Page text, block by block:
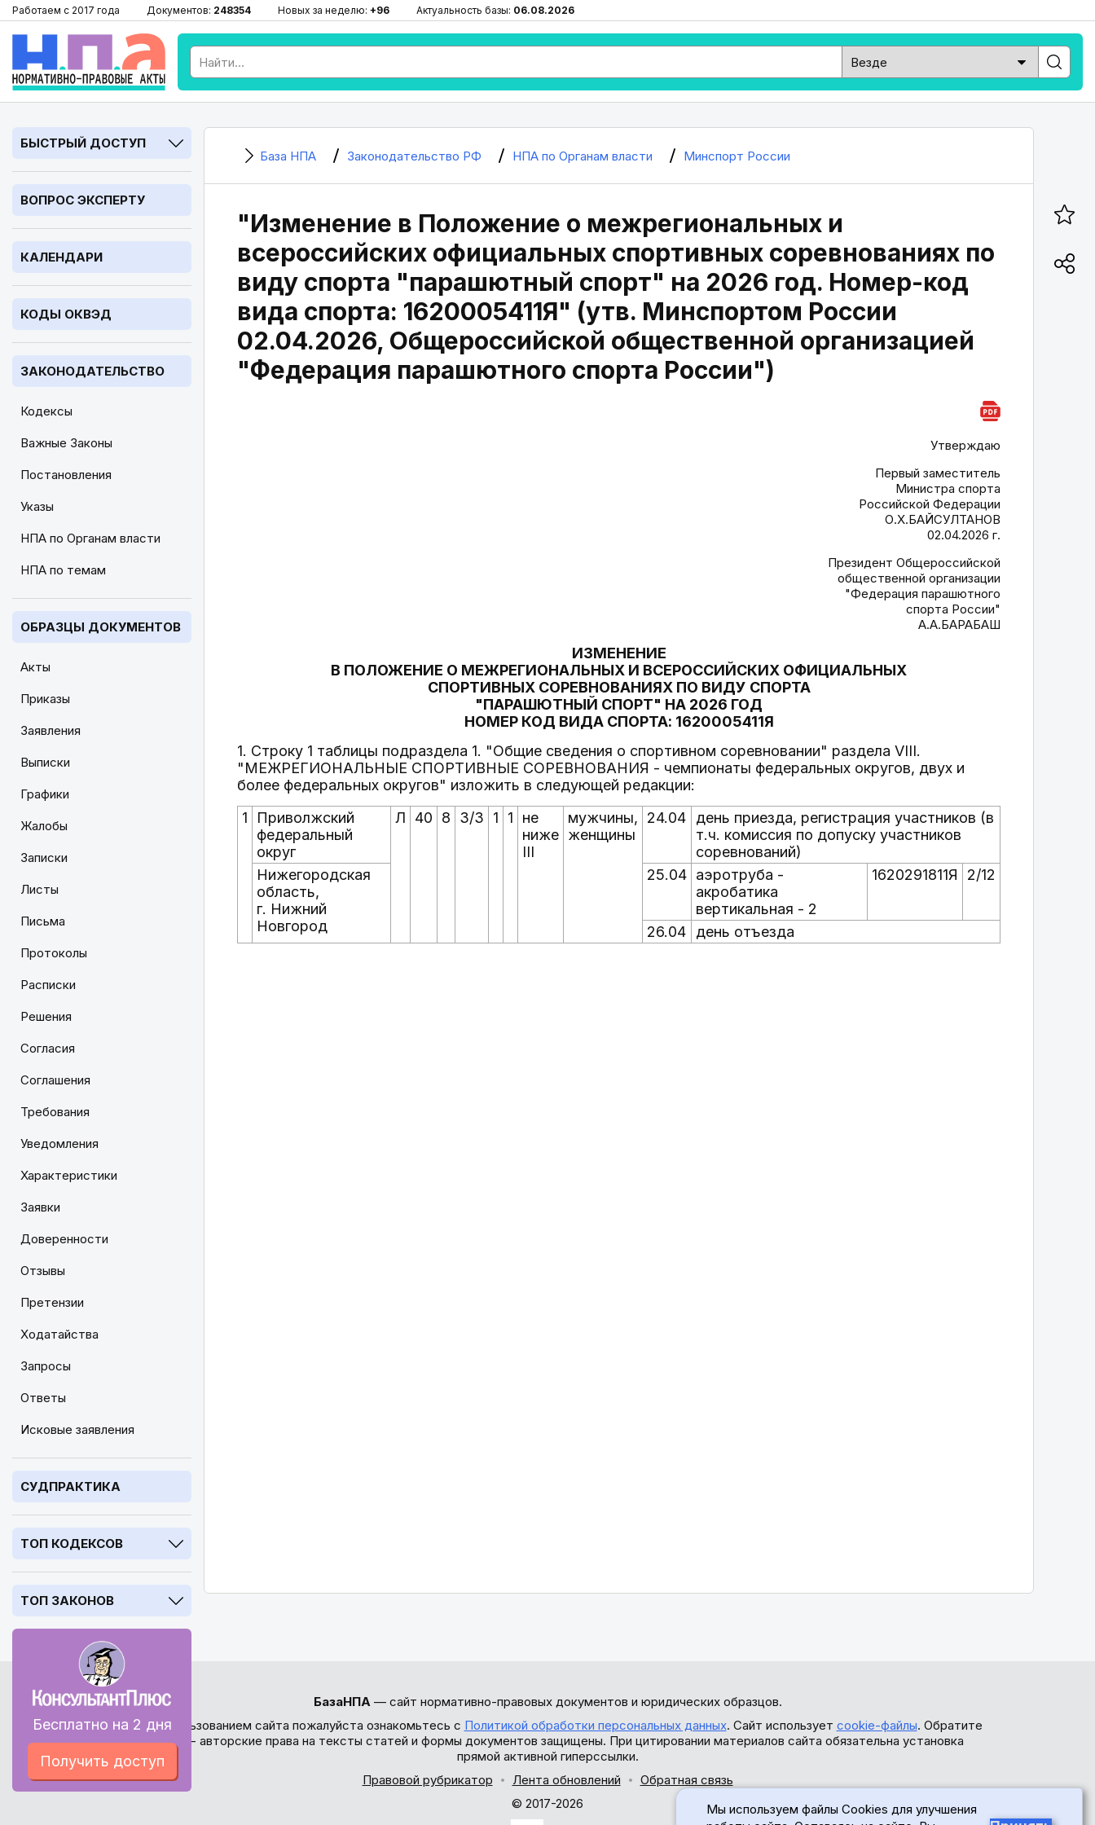
Работаем с 2017 года Документов: 248354 Новых за неделю: +96 Актуальность базы: 06.08.2026
БЫСТРЫЙ ДОСТУП
ВОПРОС ЭКСПЕРТУ
КАЛЕНДАРИ
КОДЫ ОКВЭД
ЗАКОНОДАТЕЛЬСТВО
Кодексы
Важные Законы
Постановления
Указы
НПА по Органам власти
НПА по темам
ОБРАЗЦЫ ДОКУМЕНТОВ
Акты
Приказы
Заявления
Выписки
Графики
Жалобы
Записки
Листы
Письма
Протоколы
Расписки
Решения
Согласия
Соглашения
Требования
Уведомления
Характеристики
Заявки
Доверенности
Отзывы
Претензии
Ходатайства
Запросы
Ответы
Исковые заявления
СУДПРАКТИКА
ТОП КОДЕКСОВ
ТОП ЗАКОНОВ
Бесплатно на 2 дня
Получить доступ
База НПА Законодательство РФ НПА по Органам власти Минспорт России
"Изменение в Положение о межрегиональных и
всероссийских официальных спортивных соревнованиях по
виду спорта "парашютный спорт" на 2026 год. Номер-код
вида спорта: 1620005411Я" (утв. Минспортом России
02.04.2026, Общероссийской общественной организацией
"Федерация парашютного спорта России")
Утверждаю
Первый заместитель
Министра спорта
Российской Федерации
О.Х.БАЙСУЛТАНОВ
02.04.2026 г.
Президент Общероссийской
общественной организации
"Федерация парашютного
спорта России"
А.А.БАРАБАШ
ИЗМЕНЕНИЕ
В ПОЛОЖЕНИЕ О МЕЖРЕГИОНАЛЬНЫХ И ВСЕРОССИЙСКИХ ОФИЦИАЛЬНЫХ
СПОРТИВНЫХ СОРЕВНОВАНИЯХ ПО ВИДУ СПОРТА
"ПАРАШЮТНЫЙ СПОРТ" НА 2026 ГОД
НОМЕР КОД ВИДА СПОРТА: 1620005411Я
1. Строку 1 таблицы подраздела 1. "Общие сведения о спортивном соревновании" раздела VIII.
"МЕЖРЕГИОНАЛЬНЫЕ СПОРТИВНЫЕ СОРЕВНОВАНИЯ - чемпионаты федеральных округов, двух и
более федеральных округов" изложить в следующей редакции:
1
Приволжский
федеральный
округ
Л 40 8 3/3 1 1
не
ниже
III
мужчины,
женщины
24.04
день приезда, регистрация участников (в
т.ч. комиссия по допуску участников
соревнований)
Нижегородская
область,
г. Нижний
Новгород
25.04 аэротруба -
акробатика
вертикальная - 2
1620291811Я 2/12
26.04 день отъезда
БазаНПА— сайт нормативно-правовых документов и юридических образцов.
Перед использованием сайта пожалуйста ознакомьтесь с Политикой обработки персональных данных. Сайт использует cookie-файлы. Обратите
внимание - авторские права на тексты статей и формы документов защищены. При цитировании материалов сайта обязательна установка
прямой активной гиперссылки.
Правовой рубрикатор
Лента обновлений
Обратная связь
© 2017-2026
Мы используем файлы Cookies для улучшения